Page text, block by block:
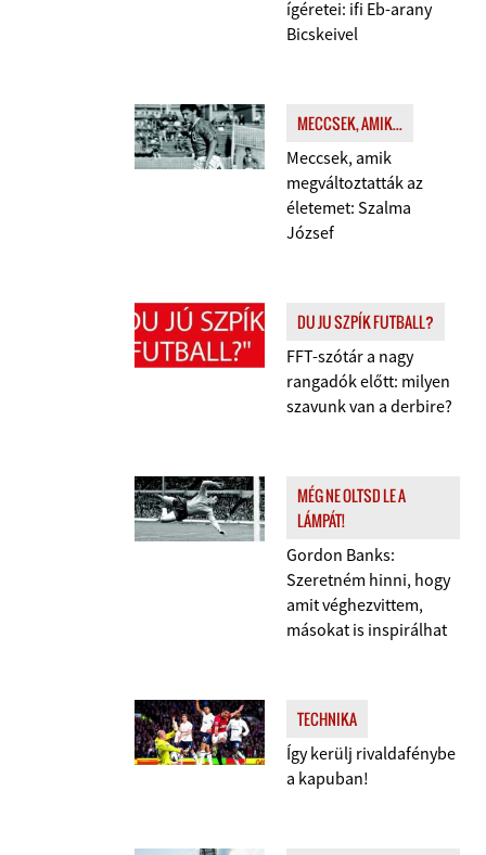
ígéretei: ifi Eb-arany
Bicskeivel
MECCSEK, AMIK...
Meccsek, amik
megváltoztatták az
életemet: Szalma
József
DU JU SZPÍK FUTBALL?
FFT-szótár a nagy
rangadók előtt: milyen
szavunk van a derbire?
MÉG NE OLTSD LE A
LÁMPÁT!
Gordon Banks:
Szeretném hinni, hogy
amit véghezvittem,
másokat is inspirálhat
TECHNIKA
Így kerülj rivaldafénybe
a kapuban!